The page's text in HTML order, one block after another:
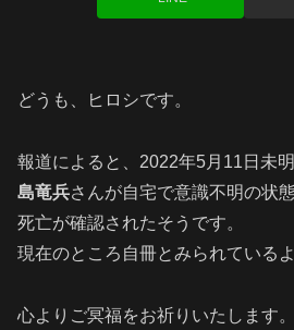
どうも、ヒロシです。
報道によると、2022年5月11日未
島竜兵さんが自宅で意識不明の状
死亡が確認されたそうです。
現在のところ自冊とみられているよ
心よりご冥福をお祈りいたします。